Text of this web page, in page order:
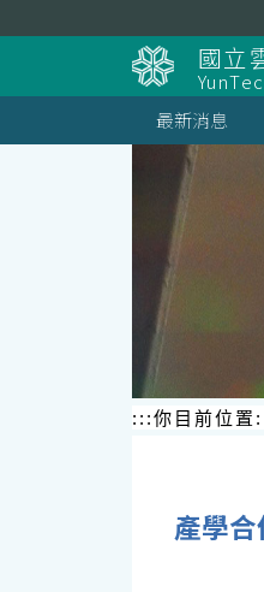
到
國立
最新消息
:::你目前位置:
產學